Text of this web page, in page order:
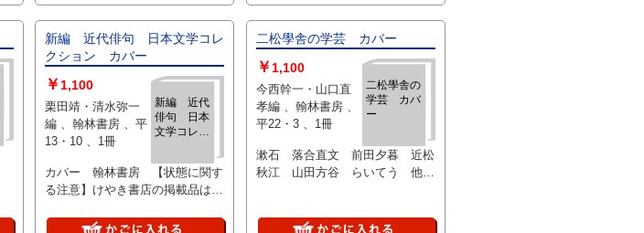
新編 近代俳句 日本文学コレ
クション カバー
新編 近代
俳句 日本
文学コレク
バー
￥1,100
栗田靖・清水弥一
編 、翰林書房 、平
13・10 、1冊
カバー 翰林書房 【状態に関す
る注意】けやき書店の掲載品は全
（並）」と表示されています。
二松學舎の学芸 カバー
二松學舎の
学芸 カバ
ー
￥1,100
今西幹一・山口直
孝編 、翰林書房 、
平22・3 、1冊
漱石 落合直文 前田夕暮 近松
秋江 山田方谷 らいてう 他
「中古品（並）」と表示されてい